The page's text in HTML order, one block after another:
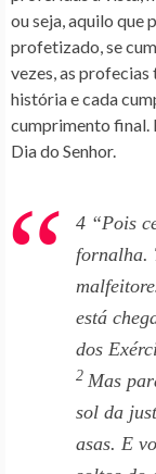
ou seja, aquilo que
profetizado, se
vezes, as
história e cada
cumprimento final.
Dia do Senhor.
4 “Pois
fornalha.
está
dos
2 Mas
sol da
asas. E